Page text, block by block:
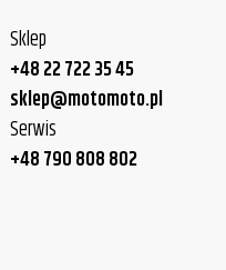
Sklep
+48 22 722 35 45
sklep@motomoto.pl
Serwis
+48 790 808 802